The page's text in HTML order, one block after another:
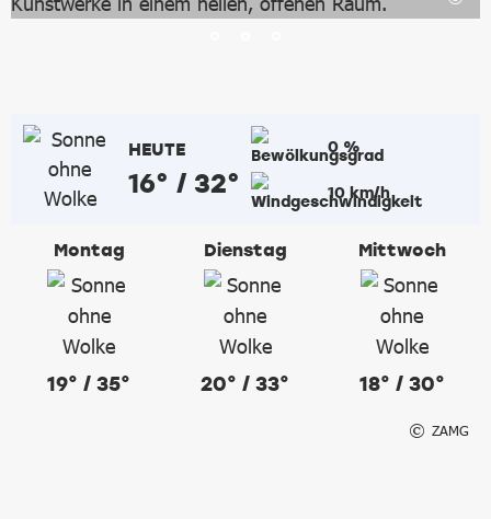
HEUTE
16° / 32°
0 %
10 km/h
Montag
19° / 35°
Dienstag
20° / 33°
Mittwoch
18° / 30°
ZAMG